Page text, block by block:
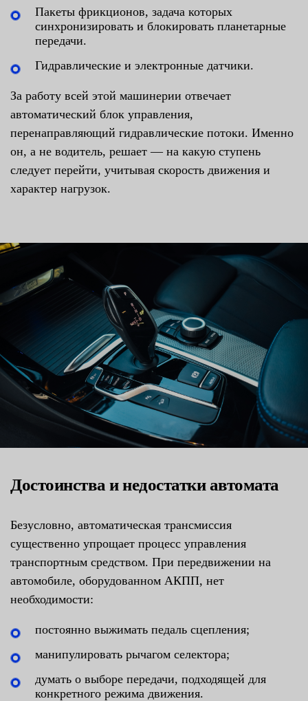
Пакеты фрикционов, задача которых
синхронизировать и блокировать планетарные
передачи.
Гидравлические и электронные датчики.
За работу всей этой машинерии отвечает
автоматический блок управления,
перенаправляющий гидравлические потоки. Именно
он, а не водитель, решает — на какую ступень
следует перейти, учитывая скорость движения и
характер нагрузок.
Достоинства и недостатки автомата
Безусловно, автоматическая трансмиссия
существенно упрощает процесс управления
транспортным средством. При передвижении на
автомобиле, оборудованном АКПП, нет
необходимости:
постоянно выжимать педаль сцепления;
манипулировать рычагом селектора;
думать о выборе передачи, подходящей для
конкретного режима движения.